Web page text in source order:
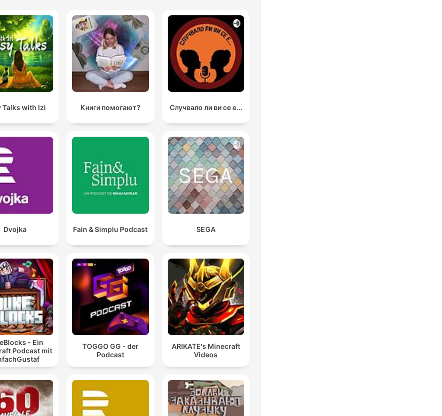
Talks with Izi Книги помогают? Случвало ли ви се е...
Dvojka Fain & Simplu Podcast SEGA
- Ein
Podcast mit
TOGGO GG - der
Podcast
ARIKATE's Minecraft
Videos